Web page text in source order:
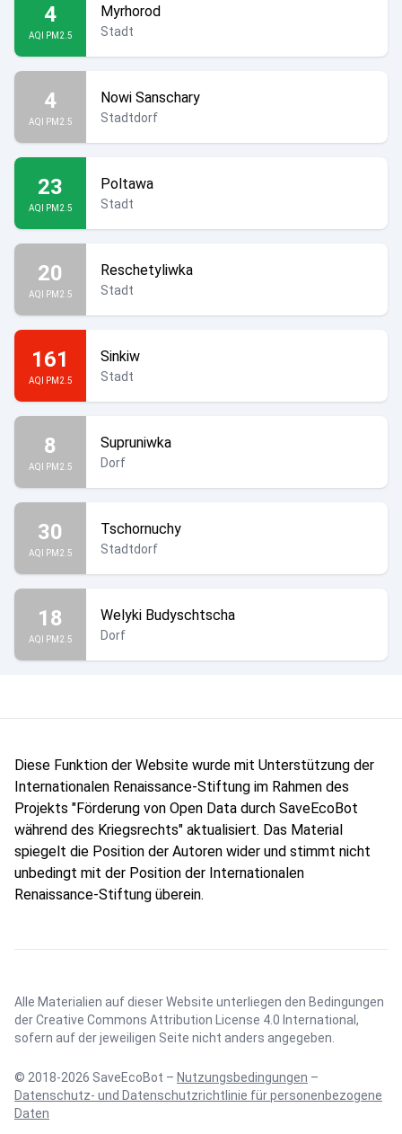
4
AQI PM2.5
Myrhorod
Stadt
4
AQI PM2.5
Nowi Sanschary
Stadtdorf
23
AQI PM2.5
Poltawa
Stadt
20
AQI PM2.5
Reschetyliwka
Stadt
161
AQI PM2.5
Sinkiw
Stadt
8
AQI PM2.5
Supruniwka
Dorf
30
AQI PM2.5
Tschornuchy
Stadtdorf
18
AQI PM2.5
Welyki Budyschtscha
Dorf
Diese Funktion der Website wurde mit Unterstützung der
Internationalen Renaissance-Stiftung im Rahmen des
Projekts "Förderung von Open Data durch SaveEcoBot
während des Kriegsrechts" aktualisiert. Das Material
spiegelt die Position der Autoren wider und stimmt nicht
unbedingt mit der Position der Internationalen
Renaissance-Stiftung überein.
Alle Materialien auf dieser Website unterliegen den Bedingungen
derCreative Commons Attribution License 4.0 International ,
sofern auf der jeweiligen Seite nicht anders angegeben.
© 2018-2026 SaveEcoBot – Nutzungsbedingungen –
Datenschutz- und Datenschutzrichtlinie für personenbezogene
Daten